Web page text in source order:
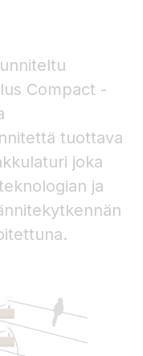
Compact -
tuottava
joka
ja